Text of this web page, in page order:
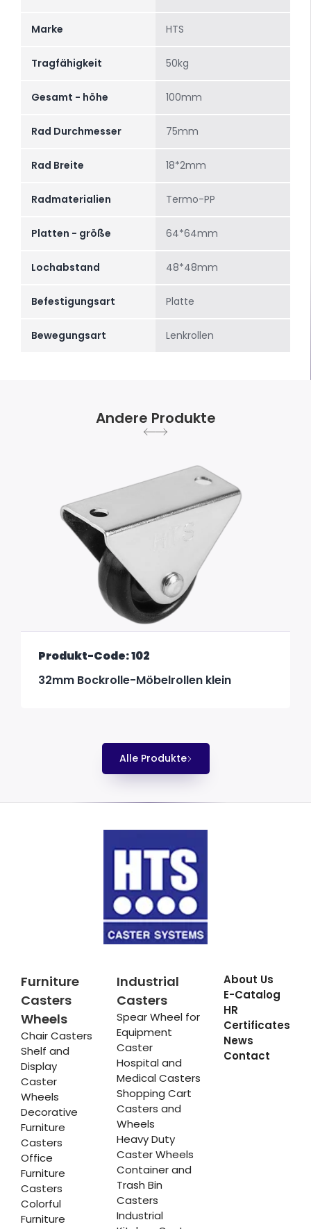
Marke HTS
Tragfähigkeit 50kg
Gesamt - höhe 100mm
Rad Durchmesser 75mm
Rad Breite 18*2mm
Radmaterialien Termo-PP
Platten - größe 64*64mm
Lochabstand 48*48mm
Befestigungsart Platte
Bewegungsart Lenkrollen
Andere Produkte
Produkt-Code: 102
32mm Bockrolle-Möbelrollen klein
Alle Produkte
Furniture
Casters
Wheels
Chair Casters
Shelf and
Display
Caster
Wheels
Decorative
Furniture
Casters
Office
Furniture
Casters
Colorful
Furniture
Industrial
Casters
Spear Wheel for
Equipment
Caster
Hospital and
Medical Casters
Shopping Cart
Casters and
Wheels
Heavy Duty
Caster Wheels
Container and
Trash Bin
Casters
Industrial
About Us
E-Catalog
HR
Certificates
News
Contact